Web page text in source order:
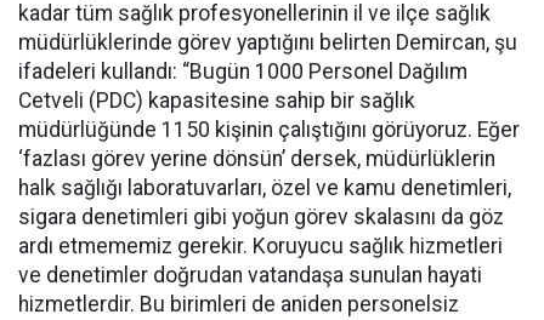
kadar tüm sağlık profesyonellerinin il ve ilçe sağlık
müdürlüklerinde görev yaptığını belirten Demircan, şu
ifadeleri kullandı: “Bugün 1000 Personel Dağılım
Cetveli (PDC) kapasitesine sahip bir sağlık
müdürlüğünde 1150 kişinin çalıştığını görüyoruz. Eğer
‘fazlası görev yerine dönsün’ dersek, müdürlüklerin
halk sağlığı laboratuvarları, özel ve kamu denetimleri,
sigara denetimleri gibi yoğun görev skalasını da göz
ardı etmememiz gerekir. Koruyucu sağlık hizmetleri
ve denetimler doğrudan vatandaşa sunulan hayati
hizmetlerdir. Bu birimleri de aniden personelsiz